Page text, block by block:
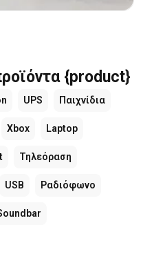
{product}
UPS Παιχνίδια
Xbox Laptop
Τηλεόραση
USB Ραδιόφωνο